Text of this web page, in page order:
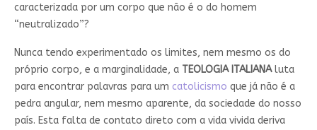
caracterizada por um corpo que não é o do homem
“neutralizado”?
Nunca tendo experimentado os limites, nem mesmo os do
próprio corpo, e a marginalidade, a TEOLOGIA ITALIANAluta
para encontrar palavras para um catolicismo que já não é a
pedra angular, nem mesmo aparente, da sociedade do nosso
país. Esta falta de contato direto com a vida vivida deriva